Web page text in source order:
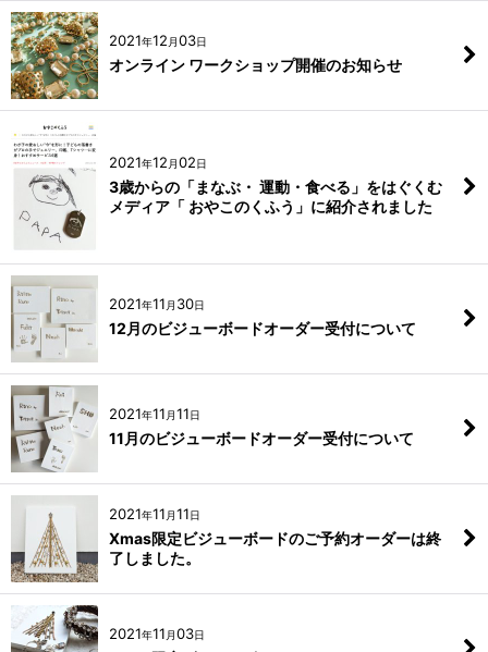
2021年12 月03日
オンライン ワークショップ開催のお知らせ
2021年12 月02日
3歳からの「まなぶ・ 運動・食べる」をはぐくむ
メディア「 おやこのくふう」に紹介されました
2021年11 月 30日
12月のビジューボードオーダー受付について
2021年11 月11日
11月のビジューボードオーダー受付について
2021年11 月11日
Xmas限定ビジューボードのご予約オーダーは終
了しました。
2021年11 月03日